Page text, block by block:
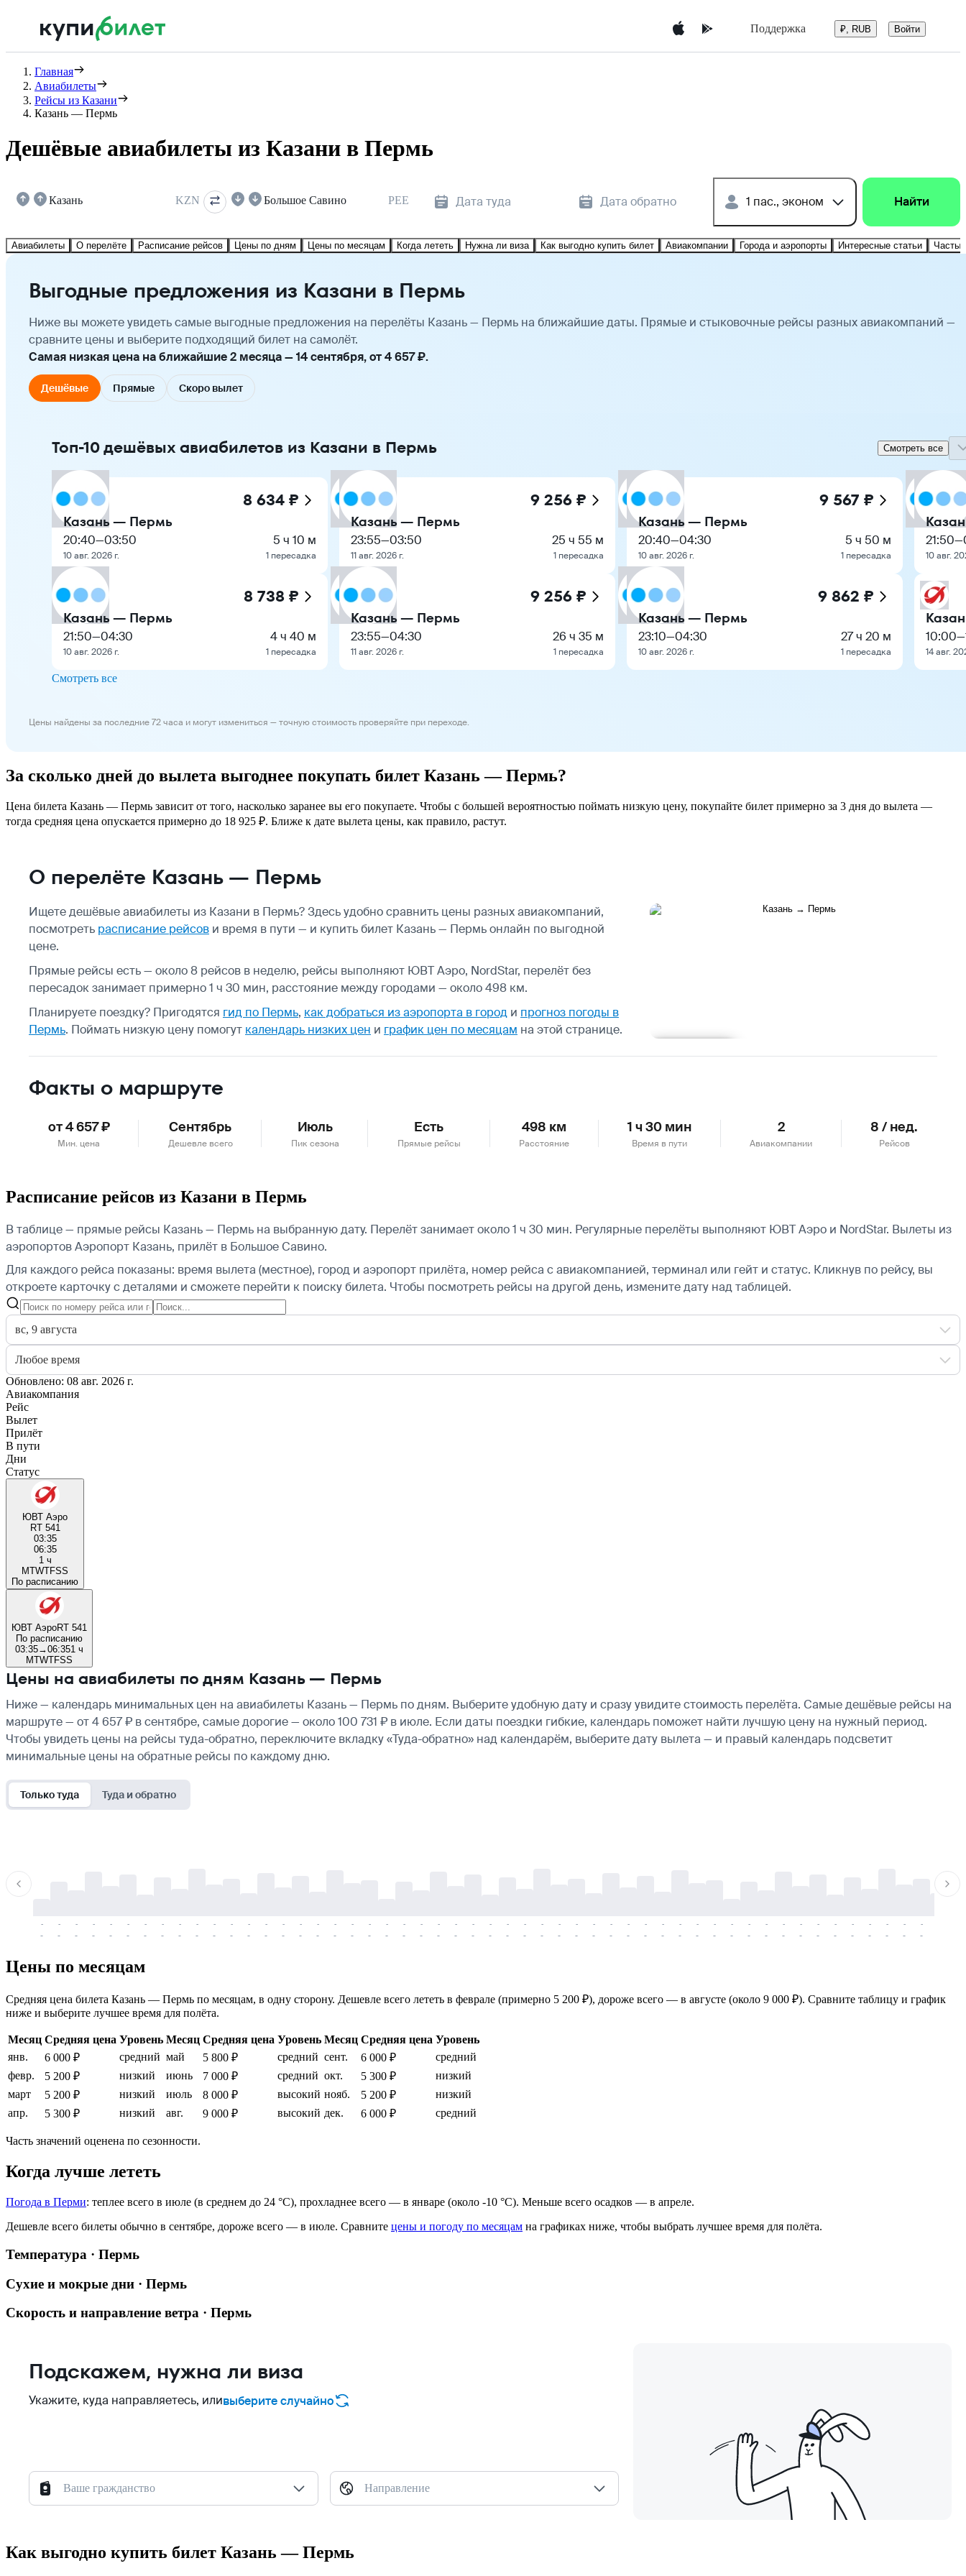
Поддержка ₽, RUB Войти
Главная
Авиабилеты
Рейсы из Казани
Казань — Пермь
Дешёвые авиабилеты из Казани в Пермь
Казань KZN Большое Савино PEE Дата туда Дата обратно 1 пас., эконом Найти
Авиабилеты О перелёте Расписание рейсов Цены по дням Цены по месяцам Когда лететь Нужна ли виза Как выгодно купить билет Авиакомпании Города и аэропорты Интересные статьи
Выгодные предложения из Казани в Пермь
Ниже вы можете увидеть самые выгодные предложения на перелёты Казань — Пермь на ближайшие даты. Прямые и стыковочные рейсы разных авиакомпаний —
сравните цены и выберите подходящий билет на самолёт.
Самая низкая цена на ближайшие 2 месяца — 14 сентября, от 4 657 ₽.
Дешёвые Прямые Скоро вылет
Топ-10 дешёвых авиабилетов из Казани в Пермь Смотреть все
8 634 ₽
Казань — Пермь
20:40—03:50
10 авг. 2026 г.
5 ч 10 м
1 пересадка
8 738 ₽
Казань — Пермь
21:50—04:30
10 авг. 2026 г.
4 ч 40 м
1 пересадка
9 256 ₽
Казань — Пермь
23:55—03:50
11 авг. 2026 г.
25 ч 55 м
1 пересадка
9 256 ₽
Казань — Пермь
23:55—04:30
11 авг. 2026 г.
26 ч 35 м
1 пересадка
9 567 ₽
Казань — Пермь
20:40—04:30
10 авг. 2026 г.
5 ч 50 м
1 пересадка
9 862 ₽
Казань — Пермь
23:10—04:30
10 авг. 2026 г.
27 ч 20 м
1 пересадка
21:50—
10 авг.
10:00—
14 авг.
Смотреть все
Цены найдены за последние 72 часа и могут измениться — точную стоимость проверяйте при переходе.
За сколько дней до вылета выгоднее покупать билет Казань — Пермь?
Цена билета Казань — Пермь зависит от того, насколько заранее вы его покупаете. Чтобы с большей вероятностью поймать низкую цену, покупайте билет примерно за 3 дня до вылета —
тогда средняя цена опускается примерно до 18 925 ₽. Ближе к дате вылета цены, как правило, растут.
О перелёте Казань — Пермь
Ищете дешёвые авиабилеты из Казани в Пермь? Здесь удобно сравнить цены разных авиакомпаний,
посмотреть расписание рейсов и время в пути — и купить билет Казань — Пермь онлайн по выгодной
цене.
Прямые рейсы есть — около 8 рейсов в неделю, рейсы выполняют ЮВТ Аэро, NordStar, перелёт без
пересадок занимает примерно 1 ч 30 мин, расстояние между городами — около 498 км.
Планируете поездку? Пригодятся гид по Пермь, как добраться из аэропорта в город и прогноз погоды в
Пермь. Поймать низкую цену помогут календарь низких цен и график цен по месяцам на этой странице.
Факты о маршруте
от 4 657 ₽
Мин. цена
Сентябрь
Дешевле всего
Июль
Пик сезона
Есть
Прямые рейсы
498 км
Расстояние
1 ч 30 мин
Время в пути
2
Авиакомпании
8 / нед.
Рейсов
Расписание рейсов из Казани в Пермь
В таблице — прямые рейсы Казань — Пермь на выбранную дату. Перелёт занимает около 1 ч 30 мин. Регулярные перелёты выполняют ЮВТ Аэро и NordStar. Вылеты из
аэропортов Аэропорт Казань, прилёт в Большое Савино.
Для каждого рейса показаны: время вылета (местное), город и аэропорт прилёта, номер рейса с авиакомпанией, терминал или гейт и статус. Кликнув по рейсу, вы
откроете карточку с деталями и сможете перейти к поиску билета. Чтобы посмотреть рейсы на другой день, измените дату над таблицей.
вс, 9 августа
Любое время
Обновлено: 08 авг. 2026 г.
Авиакомпания
Рейс
Вылет
Прилёт
В пути
Дни
Статус
ЮВТ Аэро
RT 541
03:35
06:35
1 ч
MTWTFSS
По расписанию
ЮВТ АэроRT 541
По расписанию
03:35→06:351 ч
MTWTFSS
Цены на авиабилеты по дням Казань — Пермь
Ниже — календарь минимальных цен на авиабилеты Казань — Пермь по дням. Выберите удобную дату и сразу увидите стоимость перелёта. Самые дешёвые рейсы на
маршруте — от 4 657 ₽ в сентябре, самые дорогие — около 100 731 ₽ в июле. Если даты поездки гибкие, календарь поможет найти лучшую цену на нужный период.
Чтобы увидеть цены на рейсы туда-обратно, переключите вкладку «Туда-обратно» над календарём, выберите дату вылета — и правый календарь подсветит
минимальные цены на обратные рейсы по каждому дню.
Только туда Туда и обратно
-
-
-
-
-
-
-
-
-
-
-
-
-
-
-
-
-
-
-
-
-
-
-
-
-
-
-
-
-
-
-
-
-
-
-
-
-
-
-
-
-
-
-
-
-
-
-
-
-
-
-
-
-
-
-
-
-
-
-
-
-
-
-
-
-
-
-
-
-
-
-
-
-
-
-
-
-
-
-
-
-
-
-
-
-
-
-
-
-
-
-
-
-
-
-
-
-
-
-
-
-
-
-
-
Цены по месяцам
Средняя цена билета Казань — Пермь по месяцам, в одну сторону. Дешевле всего лететь в феврале (примерно 5 200 ₽), дороже всего — в августе (около 9 000 ₽). Сравните таблицу и график
ниже и выберите лучшее время для полёта.
Месяц Средняя цена Уровень Месяц Средняя цена Уровень Месяц Средняя цена Уровень
янв.
6 000 ₽ средний май 5 800 ₽ средний сент. 6 000 ₽
средний
февр.
5 200 ₽ низкий июнь 7 000 ₽ средний окт. 5 300 ₽
низкий
март
5 200 ₽ низкий июль 8 000 ₽ высокий нояб. 5 200 ₽
низкий
апр.
5 300 ₽ низкий авг. 9 000 ₽ высокий дек. 6 000 ₽ средний
Часть значений оценена по сезонности.
Когда лучше лететь
Погода в Перми: теплее всего в июле (в среднем до 24 °C), прохладнее всего — в январе (около -10 °C). Меньше всего осадков — в апреле.
Дешевле всего билеты обычно в сентябре, дороже всего — в июле. Сравните цены и погоду по месяцам на графиках ниже, чтобы выбрать лучшее время для полёта.
Температура · Пермь
Сухие и мокрые дни · Пермь
Скорость и направление ветра · Пермь
Подскажем, нужна ли виза
Укажите, куда направляетесь, иливыберите случайно
Ваше гражданство Направление
Как выгодно купить билет Казань — Пермь